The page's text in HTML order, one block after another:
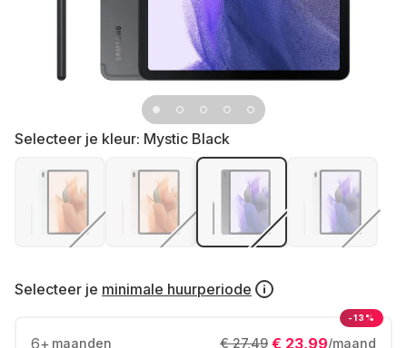
Selecteer je kleur: Mystic Black
Selecteer je minimale huurperiode
6+ maanden € 23,99/maand
€ 27,49
-13%